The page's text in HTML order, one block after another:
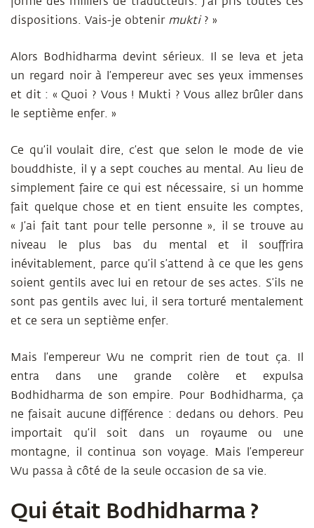
dispositions. Vais-je obtenir mukti? »
Alors Bodhidharma devint sérieux. Il se leva et jeta
un regard noir à l’empereur avec ses yeux immenses
et dit : « Quoi ? Vous ! Mukti ? Vous allez brûler dans
le septième enfer. »
Ce qu’il voulait dire, c’est que selon le mode de vie
bouddhiste, il y a sept couches au mental. Au lieu de
simplement faire ce qui est nécessaire, si un homme
fait quelque chose et en tient ensuite les comptes,
« J’ai fait tant pour telle personne », il se trouve au
niveau le plus bas du mental et il souffrira
inévitablement, parce qu’il s’attend à ce que les gens
soient gentils avec lui en retour de ses actes. S’ils ne
sont pas gentils avec lui, il sera torturé mentalement
et ce sera un septième enfer.
Mais l’empereur Wu ne comprit rien de tout ça. Il
entra dans une grande colère et expulsa
Bodhidharma de son empire. Pour Bodhidharma, ça
ne faisait aucune différence : dedans ou dehors. Peu
importait qu’il soit dans un royaume ou une
montagne, il continua son voyage. Mais l’empereur
Wu passa à côté de la seule occasion de sa vie.
Qui était Bodhidharma ?